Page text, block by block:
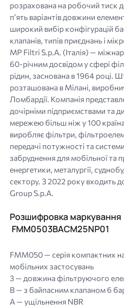
розрахована на робочий тиск
п’ять варіантів довжини
широкий вибір конфігурацій
клапанів, типів приєднань і
MP Filtri S.p.A. (Італія) —
60-річним досвідом у сфері
рідин, заснована в 1964 році.
розташована в Мілані,
Ломбардії. Компанія
дочірніми підприємствами та
мережею більш ніж у 100
виробляє фільтри,
передачі потужності та
забруднення для мобільної та
енергетики, металургії,
сектору. З 2022 року входить
Group S.p.A.
Розшифровка маркування
FMM0503BACМ25NP01
FMM050 — серія компактних
мобільних застосувань
3 — довжина фільтруючого
B — з байпасним клапаном 6
A — ущільнення NBR